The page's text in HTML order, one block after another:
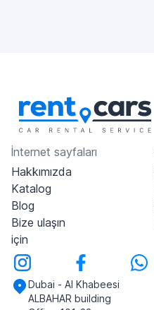
İnternet sayfaları
Hakkımızda
Katalog
Blog
Bize ulaşın
için
Dubai - Al Khabeesi
ALBAHAR building